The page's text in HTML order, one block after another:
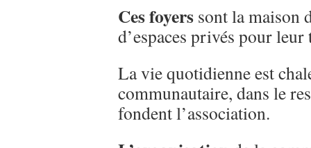
Ces foyers sont la maison
d’espaces privés pour
La vie quotidienne est
communautaire, dans le
fondent l’association.